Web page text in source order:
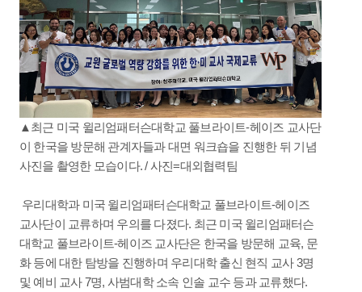
▲최근 미국 윌리엄패터슨대학교 풀브라이트-헤이즈 교사단
이 한국을 방문해 관계자들과 대면 워크숍을 진행한 뒤 기념
사진을 촬영한 모습이다. / 사진=대외협력팀
우리대학과 미국 윌리엄패터슨대학교 풀브라이트-헤이즈
교사단이 교류하며 우의를 다졌다. 최근 미국 윌리엄패터슨
대학교 풀브라이트-헤이즈 교사단은 한국을 방문해 교육, 문
화 등에 대한 탐방을 진행하며 우리대학 출신 현직 교사 3명
및 예비 교사 7명, 사범대학 소속 인솔 교수 등과 교류했다.